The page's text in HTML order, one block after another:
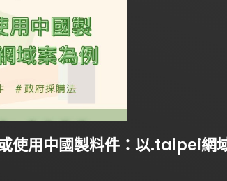
使用中國製料件：以.taipei網